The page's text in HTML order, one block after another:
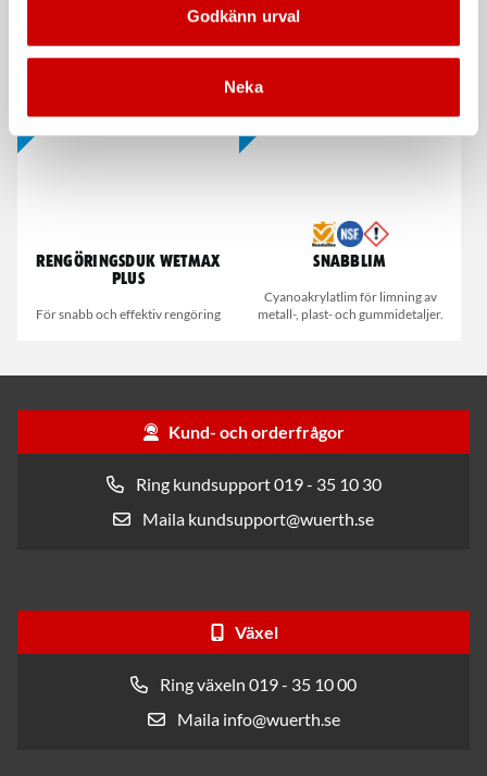
Godkänn urval
Neka
Rengöringsduk Wetmax
Plus
För snabb och effektiv rengöring
Kampanj
Snabblim
Cyanoakrylatlim för limning av
metall-, plast- och gummidetaljer.
Kund- och orderfrågor
Ring kundsupport 019 - 35 10 30
Maila kundsupport@wuerth.se
Växel
Ring växeln 019 - 35 10 00
Maila info@wuerth.se